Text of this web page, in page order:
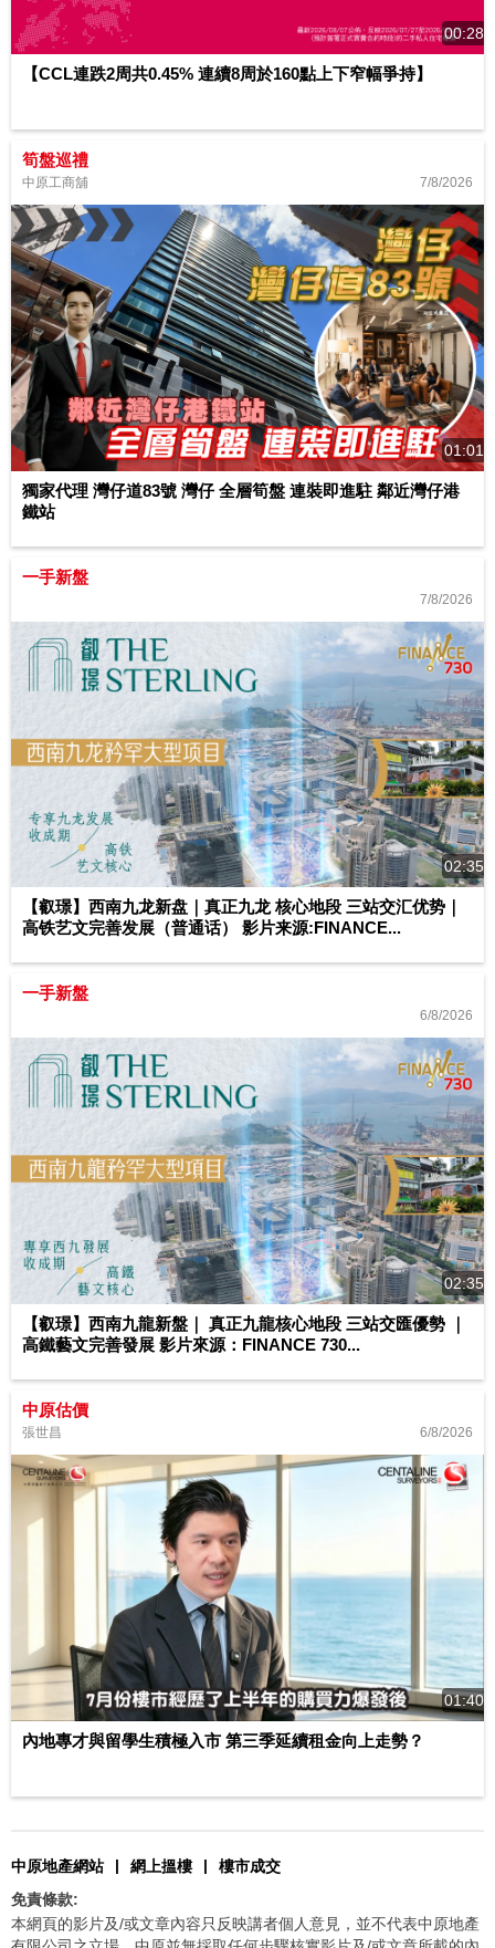
00:28
【CCL連跌2周共0.45% 連續8周於160點上下窄幅爭持】
筍盤巡禮
中原工商舖 7/8/2026
01:01
獨家代理 灣仔道83號 灣仔 全層筍盤 連裝即進駐 鄰近灣仔港
鐵站
一手新盤
7/8/2026
02:35
【叡璟】西南九龙新盘｜真正九龙 核心地段 三站交汇优势｜
高铁艺文完善发展（普通话） 影片来源:FINANCE...
一手新盤
6/8/2026
02:35
【叡璟】西南九龍新盤｜ 真正九龍核心地段 三站交匯優勢 ｜
高鐵藝文完善發展 影片來源：FINANCE 730...
中原估價
張世昌 6/8/2026
01:40
內地專才與留學生積極入市 第三季延續租金向上走勢？
中原地產網站 | 網上搵樓 |
樓市成交
免責條款:
本網頁的影片及/或文章內容只反映講者個人意見，並不代表中原地產